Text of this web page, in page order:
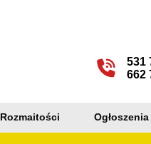
531
662
Rozmaitości Ogłoszenia